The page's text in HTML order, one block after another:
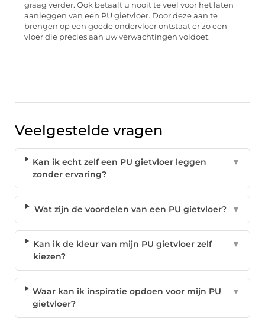
graag verder. Ook betaalt u nooit te veel voor het laten
aanleggen van een PU gietvloer. Door deze aan te
brengen op een goede ondervloer ontstaat er zo een
vloer die precies aan uw verwachtingen voldoet.
Veelgestelde vragen
Kan ik echt zelf een PU gietvloer leggen
zonder ervaring?
▼
Wat zijn de voordelen van een PU gietvloer? ▼
Kan ik de kleur van mijn PU gietvloer zelf
kiezen?
▼
Waar kan ik inspiratie opdoen voor mijn PU
gietvloer?
▼